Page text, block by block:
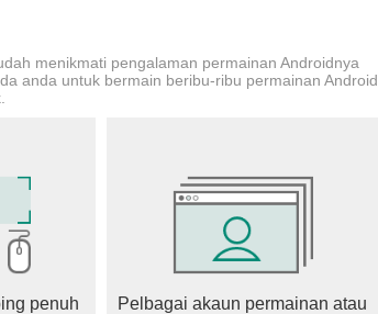
menikmati pengalaman permainan Androidnya
anda untuk bermain beribu-ribu permainan Android
penuh
Pelbagai akaun permainan atau